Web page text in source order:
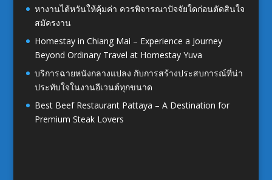
หางานไต้หวันให้คุ้มค่า ควรพิจารณาปัจจัยใดก่อนตัดสินใจ
สมัครงาน
Homestay in Chiang Mai – Experience a Journey
Beyond Ordinary Travel at Homestay Yuva
บริการฉายหนังกลางแปลง กับการสร้างประสบการณ์ที่น่า
ประทับใจในงานอีเวนต์ทุกขนาด
Best Beef Restaurant Pattaya – A Destination for
Premium Steak Lovers